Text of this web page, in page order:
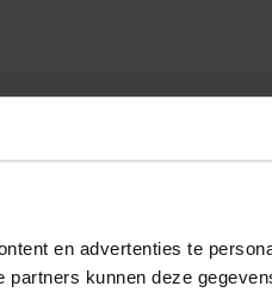
en advertenties te
partners kunnen deze